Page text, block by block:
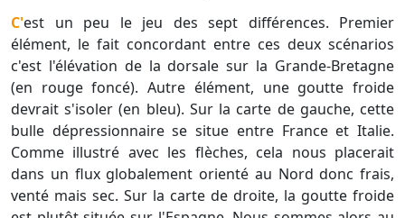
C'est un peu le jeu des sept différences. Premier
élément, le fait concordant entre ces deux scénarios
c'est l'élévation de la dorsale sur la Grande-Bretagne
(en rouge foncé). Autre élément, une goutte froide
devrait s'isoler (en bleu). Sur la carte de gauche, cette
bulle dépressionnaire se situe entre France et Italie.
Comme illustré avec les flèches, cela nous placerait
dans un flux globalement orienté au Nord donc frais,
venté mais sec. Sur la carte de droite, la goutte froide